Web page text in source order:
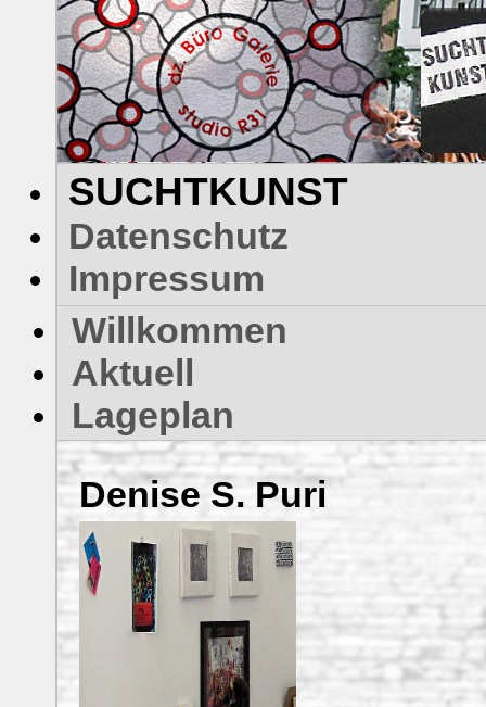
SUCHTKUNST
Datenschutz
Impressum
Willkommen
Aktuell
Lageplan
Denise S. Puri